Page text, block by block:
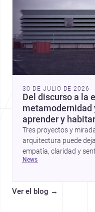
30 DE JULIO DE 2026
Del discurso a la
metamodernidad
aprender y habitar
Tres proyectos y
arquitectura puede
empatía, claridad y
metamoderna hasta
news
Ver el blog →